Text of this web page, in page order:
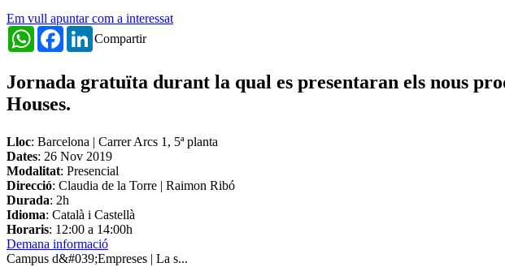
Em vull apuntar com a interessat
Compartir
WhatsAppFacebookLinkedIn
Jornada gratuïta durant la qual es presentaran els nous
Houses.
Lloc: Barcelona | Carrer Arcs 1, 5ª planta
Dates: 26 Nov 2019
Modalitat: Presencial
Direcció: Claudia de la Torre | Raimon Ribó
Durada: 2h
Idioma: Català i Castellà
Horaris: 12:00 a 14:00h
Demana informació
Campus d&#039;Empreses | La s...